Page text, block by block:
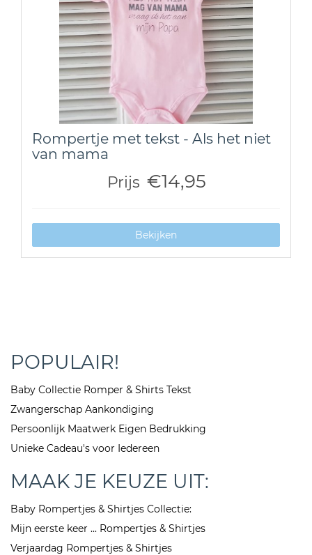
Rompertje met tekst - Als het niet
van mama
Prijs €14,95
Bekijken
POPULAIR!
Baby Collectie Romper & Shirts Tekst
Zwangerschap Aankondiging
Persoonlijk Maatwerk Eigen Bedrukking
Unieke Cadeau's voor Iedereen
MAAK JE KEUZE UIT:
Baby Rompertjes & Shirtjes Collectie:
Mijn eerste keer ... Rompertjes & Shirtjes
Verjaardag Rompertjes & Shirtjes